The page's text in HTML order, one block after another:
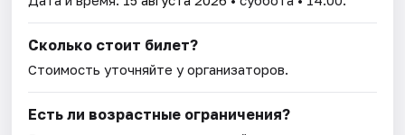
Сколько стоит билет?
Стоимость уточняйте у организаторов.
Есть ли возрастные ограничения?